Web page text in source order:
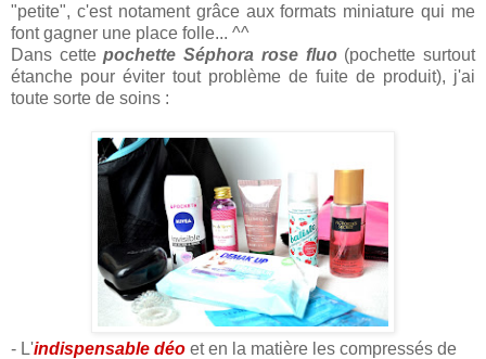
"petite", c'est notament grâce aux formats miniature qui me
font gagner une place folle... ^^
Dans cettepochette Séphora rose fluo(pochette surtout
étanche pour éviter tout problème de fuite de produit), j'ai
toute sorte de soins :
- L'indispensable déo et en la matière les compressés de